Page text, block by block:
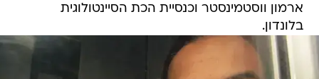
ארמון ווסטמינסטר וכנסיית הכת הסיינטולוגית
בלונדון.